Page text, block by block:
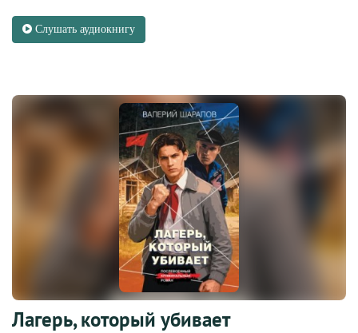
Слушать аудиокнигу
Лагерь, который убивает